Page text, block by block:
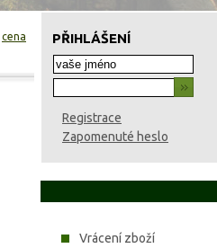
PŘIHLÁŠENÍ
Registrace
Zapomenuté heslo
Vrácení zboží
cena